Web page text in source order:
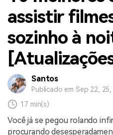
assistir
sozinho à
Santos
Publicado em Sep 22,
17 min(s)
Você já se pegou rolando
procurando